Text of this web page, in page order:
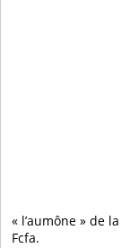
« l’aumône » de
Fcfa.